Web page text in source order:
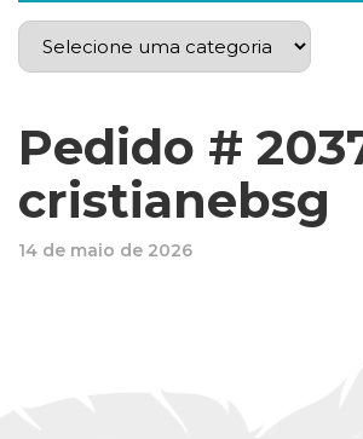
Pedido #
cristianebsg
14 de maio de 2026